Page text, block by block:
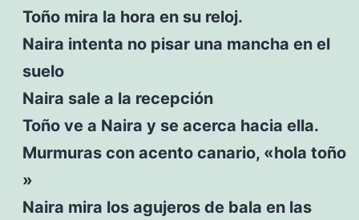
Toño mira la hora en su reloj.
Naira intenta no pisar una mancha en el
suelo
Naira sale a la recepción
Toño ve a Naira y se acerca hacia ella.
Murmuras con acento canario, «hola toño
»
Naira mira los agujeros de bala en las